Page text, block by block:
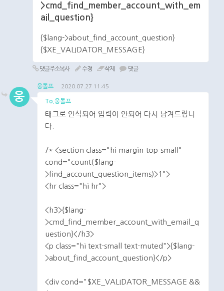
>cmd_find_member_account_with_em
ail_question}
{$lang->about_find_account_question}
{$XE_VALIDATOR_MESSAGE}
댓글주소복사 수정 삭제 댓글
웅
웅돌프 2020.07.27 11:45
To.웅돌프
태그로 인식되어 입력이 안되어 다시 남겨드립니
다.
/* <section class="hi margin-top-small"
cond="count($lang-
>find_account_question_items)>1">
<hr class="hi hr">
<h3>{$lang-
>cmd_find_member_account_with_email_q
uestion}</h3>
<p class="hi text-small text-muted">{$lang-
>about_find_account_question}</p>
<div cond="$XE_VALIDATOR_MESSAGE &&